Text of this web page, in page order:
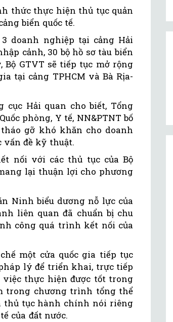
thức thực hiện thủ tục quản
biển quốc tế.
doanh nghiệp tại cảng Hải
cảnh, 30 bộ hồ sơ tàu biển
GTVT sẽ tiếp tục mở rộng
tại cảng TPHCM và Bà Rịa-
cục Hải quan cho biết, Tổng
phòng, Y tế, NN&PTNT bố
gỡ khó khăn cho doanh
đề kỹ thuật.
nối với các thủ tục của Bộ
lại thuận lợi cho phương
Ninh biểu dương nỗ lực của
liên quan đã chuẩn bị chu
công quá trình kết nối của
một cửa quốc gia tiếp tục
lý để triển khai, trực tiếp
thực hiện được tốt trong
trong chương trình tổng thể
thủ tục hành chính nói riêng
của đất nước.